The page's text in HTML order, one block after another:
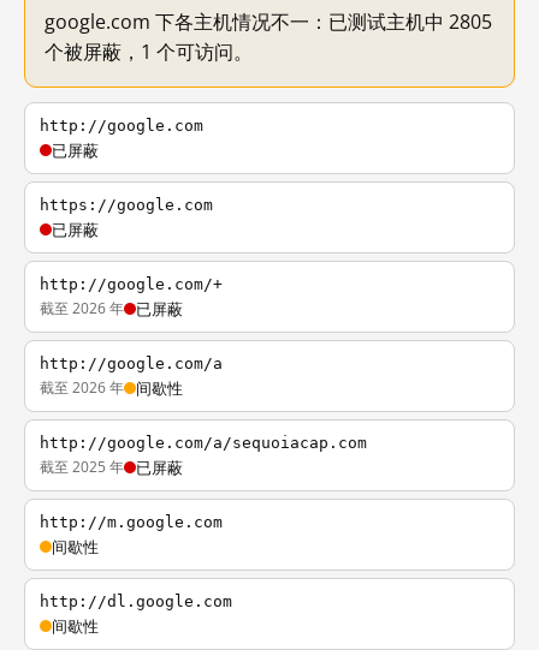
google.com 下各主机情况不一：已测试主机中 2805
个被屏蔽，1 个可访问。
http://google.com
已屏蔽
https://google.com
已屏蔽
http://google.com/+
截至 2026 年 已屏蔽
http://google.com/a
截至 2026 年 间歇性
http://google.com/a/sequoiacap.com
截至 2025 年 已屏蔽
http://m.google.com
间歇性
http://dl.google.com
间歇性